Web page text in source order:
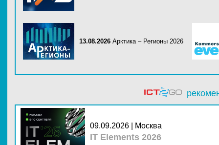
13.08.2026 Арктика – Регионы 2026
09.09.2026 | Москва
IT Elements 2026